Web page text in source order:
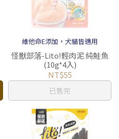
維他命E添加，犬貓皆適用
怪獸部落-Lito!輕肉泥 純鮭魚
(10g*4入)
NT$55
已售完